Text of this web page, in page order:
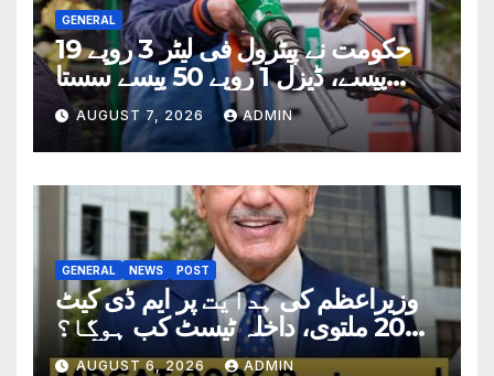
GENERAL
حکومت نے پیٹرول فی لیٹر 3 روپے 19
پیسے، ڈیزل 1 روپے 50 پیسے سستا
کردیا
AUGUST 7, 2026 ADMIN
GENERAL NEWS POST
وزیراعظم کی ہدایت پر ایم ڈی کیٹ
2026 ملتوی، داخلہ ٹیسٹ کب ہوگا؟
تاریخ سامنے آگئی
AUGUST 6, 2026 ADMIN